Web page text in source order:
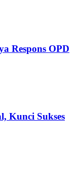
Respons OPD
Kunci Sukses